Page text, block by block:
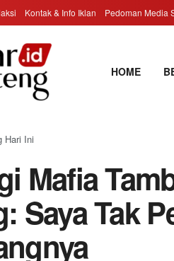
Kontak & Info Iklan Pedoman Media
HOME
Hari Ini
Mafia
Saya Tak